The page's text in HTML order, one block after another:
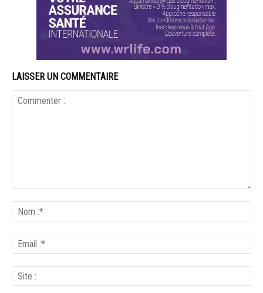
LAISSER UN COMMENTAIRE